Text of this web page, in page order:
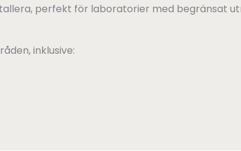
perfekt för laboratorier med begränsat
inklusive: